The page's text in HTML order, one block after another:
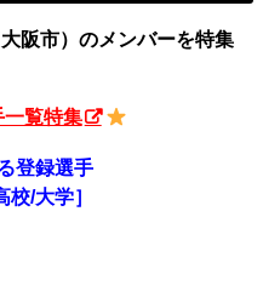
阪市）のメンバーを特集
覧特集
登録選手
校/大学］